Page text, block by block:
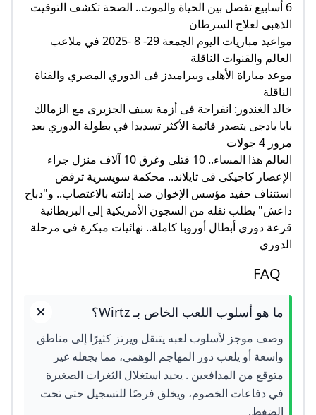
6 أسابيع تفصل بين الحياة والموت.. الصحة تكشف التوقيت
الذهبى لعلاج السرطان
مواعيد مباريات اليوم الجمعة 29- 8 -2025 في ملاعب
العالم والقنوات الناقلة
موعد مباراة الأهلى وبيراميدز فى الدوري المصري والقناة
الناقلة
خالد الغندور: انفراجة فى أزمة سيف الجزيرى مع الزمالك
بابا بادجى يتصدر قائمة الأكثر تسديدا في بطولة الدوري بعد
مرور 4 جولات
العالم هذا المساء.. 10 قتلى وغرق 10 آلاف منزل جراء
الإعصار كاجيكى فى تايلاند.. محكمة سويسرية ترفض
استئناف حفيد مؤسس الإخوان ضد إدانته بالاغتصاب.. و"دباح
داعش" يطلب نقله من السجون الأمريكية إلى البريطانية
قرعة دوري أبطال أوروبا كاملة.. نهائيات مبكرة فى مرحلة
الدوري
FAQ
ما هو أسلوب اللعب الخاص بـ Wirtz؟
وصف موجز لأسلوب لعبه يتنقل ويرتز كثيرًا إلى مناطق
واسعة أو يلعب دور المهاجم الوهمي، مما يجعله غير
متوقع من المدافعين . يجيد استغلال الثغرات الصغيرة
في دفاعات الخصوم، ويخلق فرصًا للتسجيل حتى تحت
الضغط.